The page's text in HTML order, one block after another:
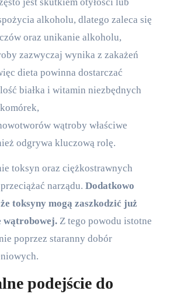
alkoholu, dlatego zaleca się
oraz unikanie alkoholu,
zazwyczaj wynika z zakażeń
dieta powinna dostarczać
białka i witamin niezbędnych
wątroby właściwe
odgrywa kluczową rolę.
toksyn oraz ciężkostrawnych
narządu. Dodatkowo
toksyny mogą zaszkodzić już
wątrobowej.Z tego powodu istotne
poprzez staranny dobór
podejście do